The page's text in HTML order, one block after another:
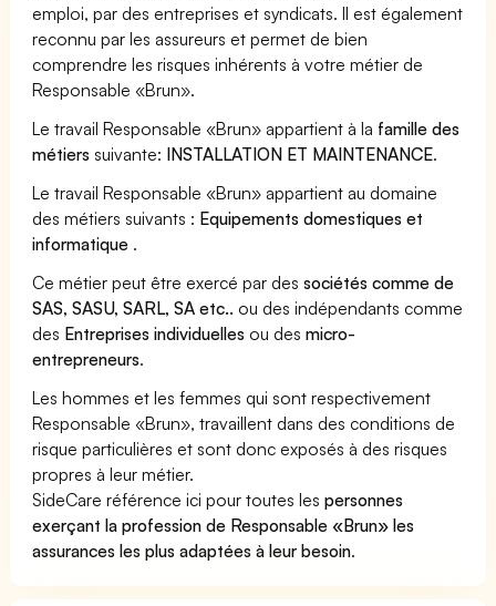
emploi, par des entreprises et syndicats. Il est également
reconnu par les assureurs et permet de bien
comprendre les risques inhérents à votre métier de
Responsable «Brun».
Le travail Responsable «Brun» appartient à la famille des
métiers suivante: INSTALLATION ET MAINTENANCE.
Le travail Responsable «Brun» appartient au domaine
des métiers suivants : Equipements domestiques et
informatique .
Ce métier peut être exercé par dessociétés comme de
SAS, SASU, SARL, SA etc.. ou des indépendants comme
des Entreprises individuelles ou desmicro-
entrepreneurs.
Les hommes et les femmes qui sont respectivement
Responsable «Brun», travaillent dans des conditions de
risque particulières et sont donc exposés à des risques
propres à leur métier.
SideCare référence ici pour toutes lespersonnes
exerçant la profession de Responsable «Brun» les
assurances les plus adaptées à leur besoin.